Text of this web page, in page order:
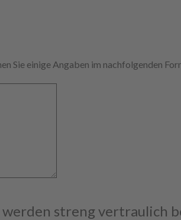
Sie einige Angaben im nachfolgenden
streng vertraulich